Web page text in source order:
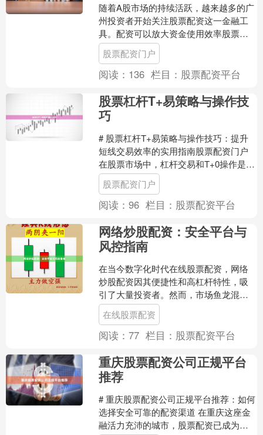
随着A股市场的持续活跃，越来越多的广
州投资者开始关注股票配资这一金融工
具。配资可以放大资金使用效率股票配
资门户，但同时也伴随着更高的风险。
因此，选择一家正规、安....
股票配资门户
阅读： 136 栏目： 股票配资平台
股票杠杆T+易策略与操作技
巧
# 股票杠杆T+易策略与操作技巧：提升
短线交易效率的实用指南股票配资门户
在股票市场中，杠杆交易和T+0操作是许
多投资者关注的核心话题。所谓“T+易”，
指的是在....
股票配资门户
阅读：96 栏目： 股票配资平台
网络炒股配资：安全平台与
风控指南
在当今数字化时代在线股票配资，网络
炒股配资因其便捷性和高杠杆特性，吸
引了大量投资者。然而，市场鱼龙混
杂，如何选择安全平台并做好风险控
制，成为每位配资者必须掌握的....
在线股票配资
阅读：77 栏目： 股票配资平台
重庆股票配资公司正规平台
推荐
# 重庆股票配资公司正规平台推荐：如何
选择安全可靠的配资渠道 在重庆这座金
融活力充沛的城市，股票配资已成为许